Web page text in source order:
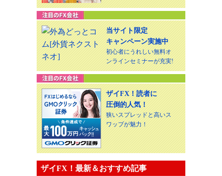
当サイト限定
キャンペーン実施中
初心者にうれしい無料オ
ンラインセミナーが充実!
ザイFX！読者に
圧倒的人気！
狭いスプレッドと高いス
ワップが魅力！
ザイFX！最新＆おすすめ記事